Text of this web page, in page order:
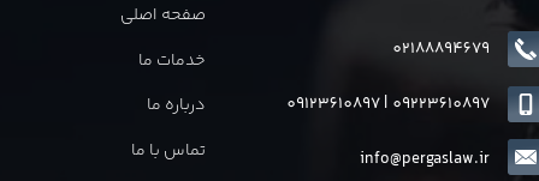
صفحه اصلی
خدمات ما
درباره ما
تماس با ما
02188894679
info@pergaslaw.ir
09123610897| 09223610897